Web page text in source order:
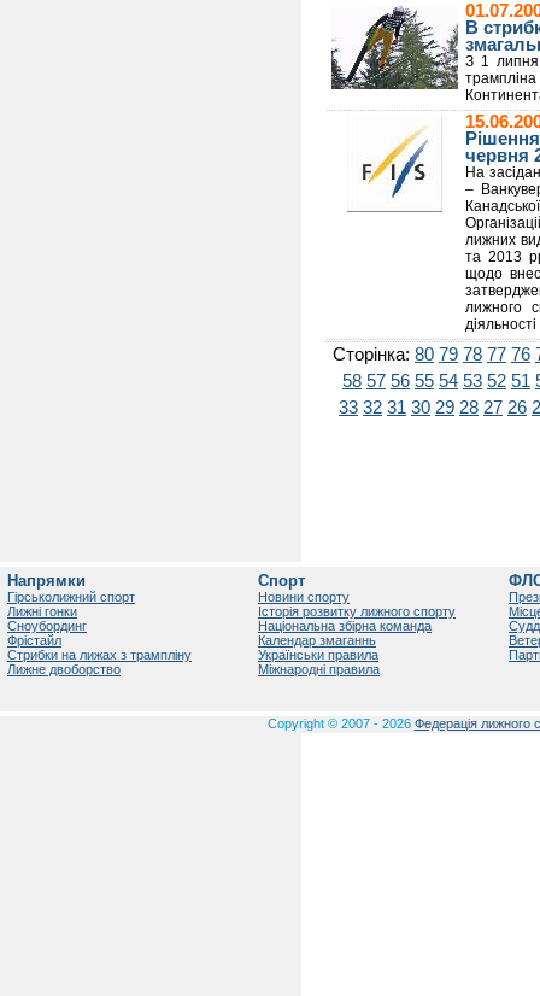
В
З 1 липня
червня
На
–
лижних
та 2013
щодо
лижного
Сторінка: 80 79 78 77 76
58 57 56 55 54 53 52 51
33 32 31 30 29 28 27 26
Напрямки
Гірськолижний спорт
Лижні гонки
Сноубординг
Фрістайл
Стрибки на лижах з трампліну
Лижне двоборство
Спорт
Новини спорту
Історія розвитку лижного спорту
Національна збірна команда
Календар змаганнь
Українськи правила
Міжнародні правила
Copyright © 2007 - 2026 Федерація лижного